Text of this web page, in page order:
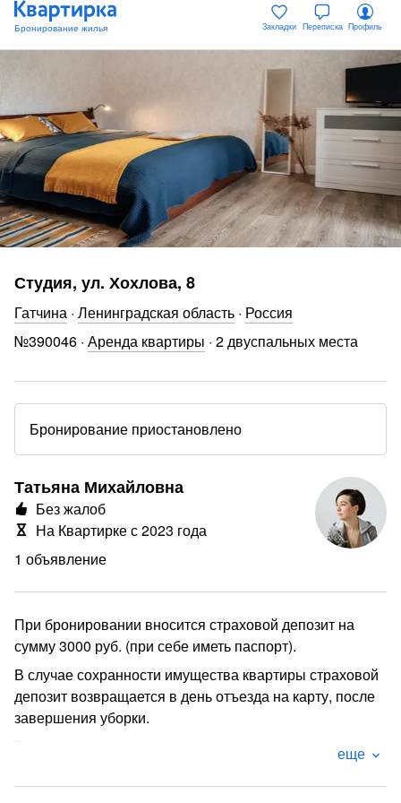
Закладки Переписка Профиль
Студия, ул. Хохлова, 8
Гатчина · Ленинградская область · Россия
№390046 · Аренда квартиры · 2 двуспальных места
Бронирование приостановлено
Татьяна Михайловна
1 объявление
Без жалоб
На Квартирке с 2023 года
При бронировании вносится страховой депозит на
сумму 3000 руб. (при себе иметь паспорт).
В случае сохранности имущества квартиры страховой
депозит возвращается в день отъезда на карту, после
завершения уборки.
В случае порчи имущества удерживается сумма из
страхового депозита, размер зависит от повреждений
или ущерба.
еще